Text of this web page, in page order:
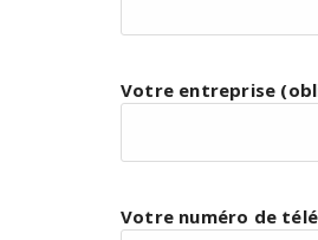
Votre entreprise
Votre numéro de